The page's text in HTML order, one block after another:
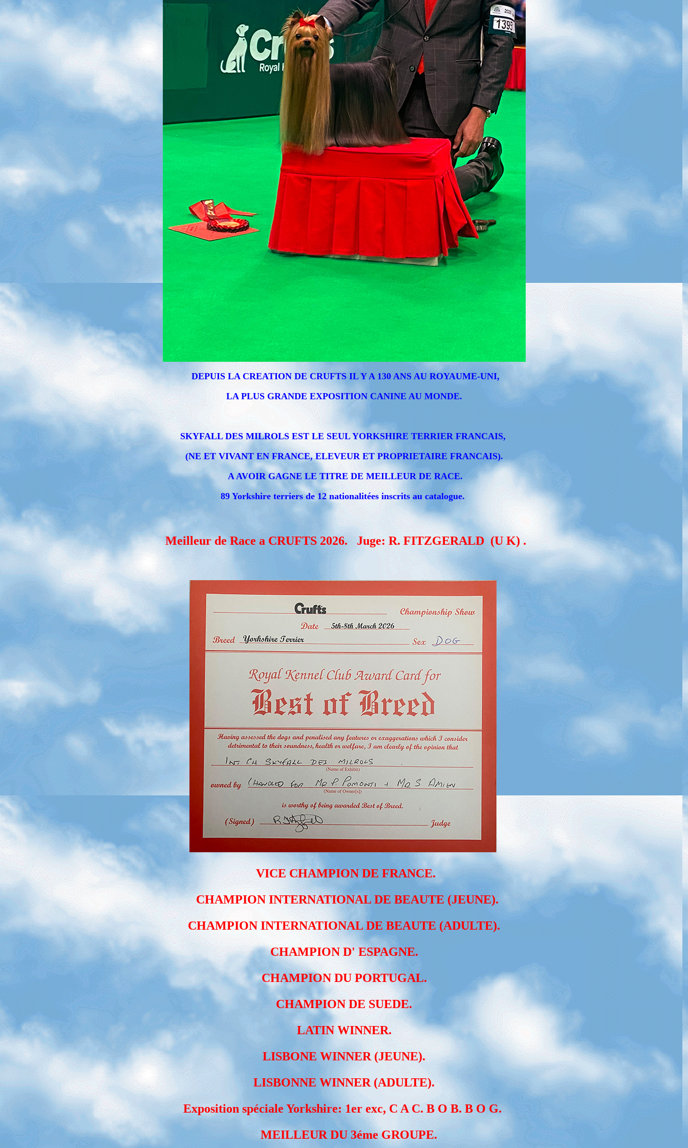
DEPUIS LA CREATION DE CRUFTS IL Y A 130 ANS AU ROYAUME-UNI,
LA PLUS GRANDE EXPOSITION CANINE AU MONDE.
SKYFALL DES MILROLS EST LE SEUL YORKSHIRE TERRIER FRANCAIS,
(NE ET VIVANT EN FRANCE, ELEVEUR ET PROPRIETAIRE FRANCAIS).
A AVOIR GAGNE LE TITRE DE MEILLEUR DE RACE.
89 Yorkshire terriers de 12 nationalitées inscrits au catalogue.
Meilleur de Race a CRUFTS 2026. Juge: R. FITZGERALD (U K) .
VICE CHAMPION DE FRANCE.
CHAMPION INTERNATIONAL DE BEAUTE (JEUNE).
CHAMPION INTERNATIONAL DE BEAUTE (ADULTE).
CHAMPION D' ESPAGNE.
CHAMPION DU PORTUGAL.
CHAMPION DE SUEDE.
LATIN WINNER.
LISBONE WINNER (JEUNE).
LISBONNE WINNER (ADULTE).
Exposition spéciale Yorkshire: 1er exc, C A C. B O B. B O G.
MEILLEUR DU 3éme GROUPE.